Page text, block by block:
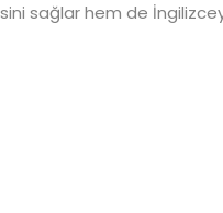
sağlar hem de İngilizceyi